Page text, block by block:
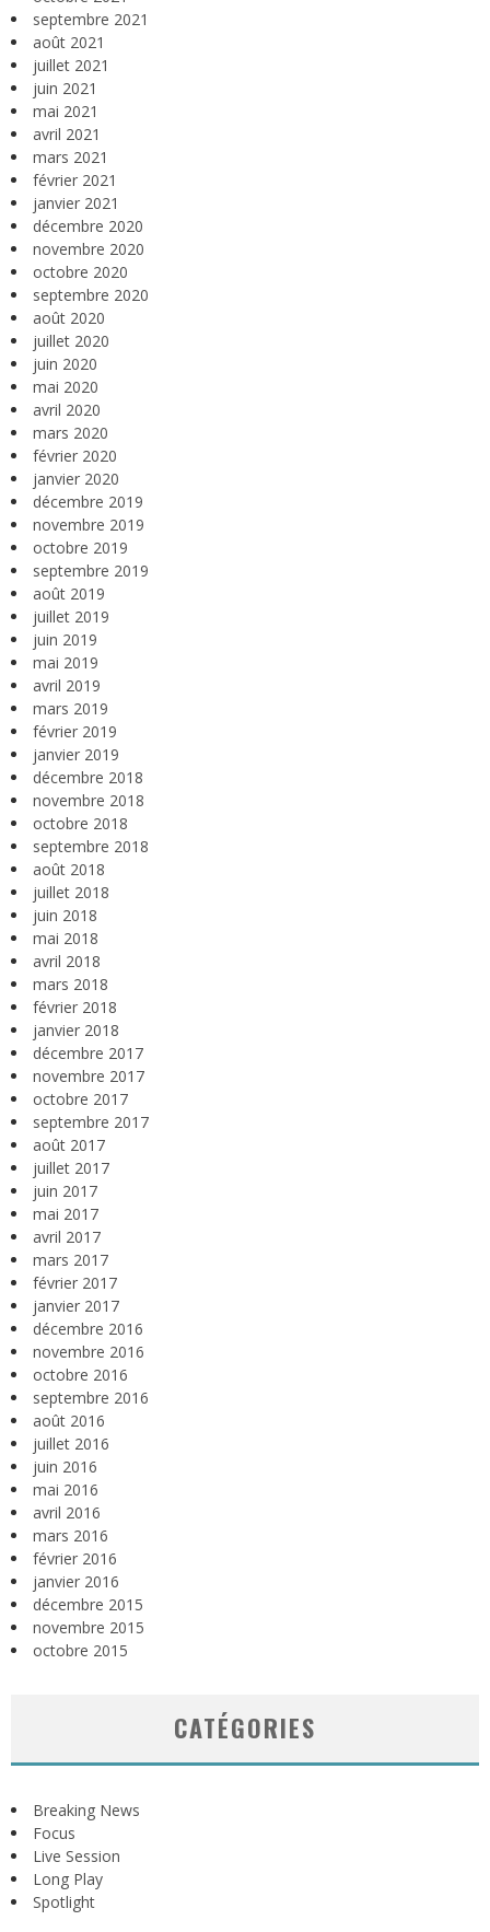
septembre 2021
août 2021
juillet 2021
juin 2021
mai 2021
avril 2021
mars 2021
février 2021
janvier 2021
décembre 2020
novembre 2020
octobre 2020
septembre 2020
août 2020
juillet 2020
juin 2020
mai 2020
avril 2020
mars 2020
février 2020
janvier 2020
décembre 2019
novembre 2019
octobre 2019
septembre 2019
août 2019
juillet 2019
juin 2019
mai 2019
avril 2019
mars 2019
février 2019
janvier 2019
décembre 2018
novembre 2018
octobre 2018
septembre 2018
août 2018
juillet 2018
juin 2018
mai 2018
avril 2018
mars 2018
février 2018
janvier 2018
décembre 2017
novembre 2017
octobre 2017
septembre 2017
août 2017
juillet 2017
juin 2017
mai 2017
avril 2017
mars 2017
février 2017
janvier 2017
décembre 2016
novembre 2016
octobre 2016
septembre 2016
août 2016
juillet 2016
juin 2016
mai 2016
avril 2016
mars 2016
février 2016
janvier 2016
décembre 2015
novembre 2015
octobre 2015
CATÉGORIES
Breaking News
Focus
Live Session
Long Play
Spotlight